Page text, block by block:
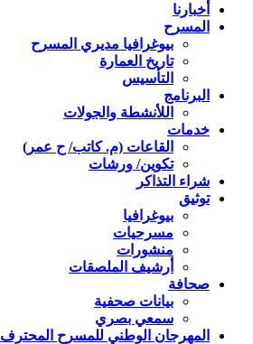
أخبارنا
المسرح
بيوغرافيا مديري المسرح
تاريخ العمارة
التأسيس
البرنامج
اللأنشطة والجولات
خدمات
القاعات (م. كاتب/ ح عمر)
تكوين/ ورشات
شراء التذاكر
توثيق
بيوغرافيا
مسرحيات
منشورات
أرشيف الملصقات
صحافة
بيانات صحفية
سمعي بصري
المهرجان الوطني للمسرح المحترف